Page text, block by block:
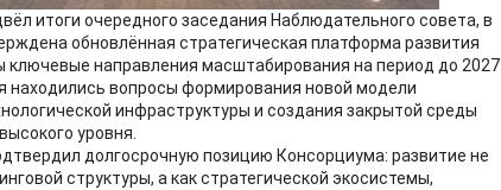
итоги очередного заседания Наблюдательного совета, в
обновлённая стратегическая платформа развития
ключевые направления масштабирования на период до 2027
находились вопросы формирования новой модели
инфраструктуры и создания закрытой среды
уровня.
долгосрочную позицию Консорциума: развитие не
структуры, а как стратегической экосистемы,